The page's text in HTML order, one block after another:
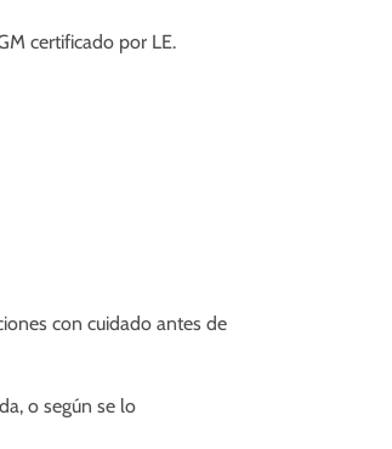
certificado por LE.
con cuidado antes de
o según se lo